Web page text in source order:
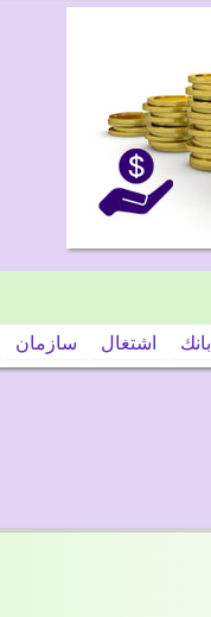
بانك اشتغال سازمان